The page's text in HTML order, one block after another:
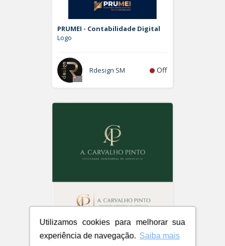
Utilizamos cookies para melhorar sua
experiência de navegação. Saiba mais
PRUMEI - Contabilidade Digital
Logo
Rdesign SM Off
A. Carvalho Pinto Sociedade
Individual de Advocacia